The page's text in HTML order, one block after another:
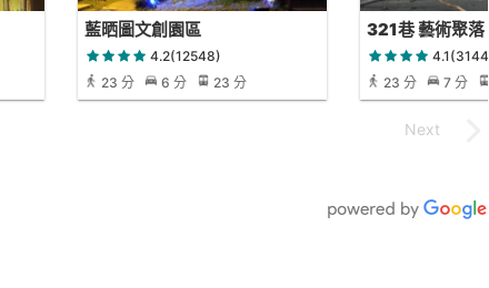
藍晒圖文創園區
4.2(12548)
23 分
6 分 23 分
321巷 藝術聚落
4.1(3144)
23 分
7 分